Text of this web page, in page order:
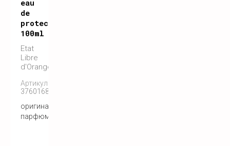
eau
de
protection
100ml
Etat
Libre
d'Orange
Артикул:
3760168591129
оригинальный
парфюм